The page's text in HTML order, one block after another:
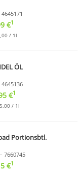
€1
/ 1l
ÖL
€1
/ 1l
Portionsbtl.
7660745
€1